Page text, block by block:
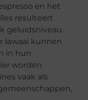
en het
resulteert
geluidsniveau.
lawaai kunnen
in hun
worden
vaak als